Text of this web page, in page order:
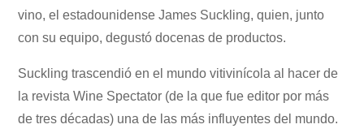
vino, el estadounidense James Suckling, quien, junto
con su equipo, degustó docenas de productos.
Suckling trascendió en el mundo vitivinícola al hacer de
la revista Wine Spectator (de la que fue editor por más
de tres décadas) una de las más influyentes del mundo.